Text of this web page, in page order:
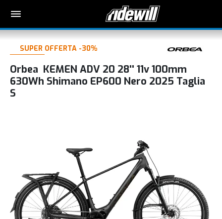
SUPER OFFERTA -30%
Orbea KEMEN ADV 20 28'' 11v 100mm
630Wh Shimano EP600 Nero 2025 Taglia
S